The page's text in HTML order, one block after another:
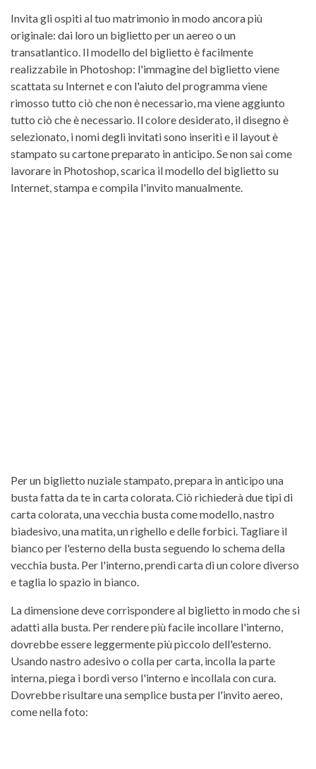
Invita gli ospiti al tuo matrimonio in modo ancora più
originale: dai loro un biglietto per un aereo o un
transatlantico. Il modello del biglietto è facilmente
realizzabile in Photoshop: l'immagine del biglietto viene
scattata su Internet e con l'aiuto del programma viene
rimosso tutto ciò che non è necessario, ma viene aggiunto
tutto ciò che è necessario. Il colore desiderato, il disegno è
selezionato, i nomi degli invitati sono inseriti e il layout è
stampato su cartone preparato in anticipo. Se non sai come
lavorare in Photoshop, scarica il modello del biglietto su
Internet, stampa e compila l'invito manualmente.
Per un biglietto nuziale stampato, prepara in anticipo una
busta fatta da te in carta colorata. Ciò richiederà due tipi di
carta colorata, una vecchia busta come modello, nastro
biadesivo, una matita, un righello e delle forbici. Tagliare il
bianco per l'esterno della busta seguendo lo schema della
vecchia busta. Per l'interno, prendi carta di un colore diverso
e taglia lo spazio in bianco.
La dimensione deve corrispondere al biglietto in modo che si
adatti alla busta. Per rendere più facile incollare l'interno,
dovrebbe essere leggermente più piccolo dell'esterno.
Usando nastro adesivo o colla per carta, incolla la parte
interna, piega i bordi verso l'interno e incollala con cura.
Dovrebbe risultare una semplice busta per l'invito aereo,
come nella foto: